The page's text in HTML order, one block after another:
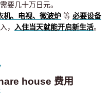
要几十万日元。
机、电视、微波炉 等 必要设备
， 入住当天就能开启新生活。
house 费用